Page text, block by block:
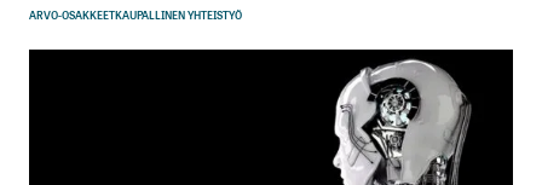
ARVO-OSAKKEETKAUPALLINEN YHTEISTYÖ